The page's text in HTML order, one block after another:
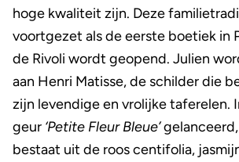
hoge kwaliteit zijn. Deze
voortgezet als de eerste boetiek in
de Rivoli wordt geopend. Julien
aan Henri Matisse, de schilder die
zijn levendige en vrolijke taferelen.
geur ‘Petite Fleur Bleue’
bestaat uit de roos centifolia,